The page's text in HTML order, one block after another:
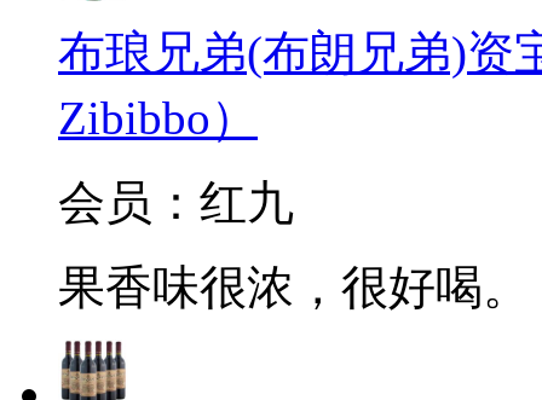
布琅兄弟(布朗兄弟)资
Zibibbo）
会员：红九
果香味很浓，很好喝。